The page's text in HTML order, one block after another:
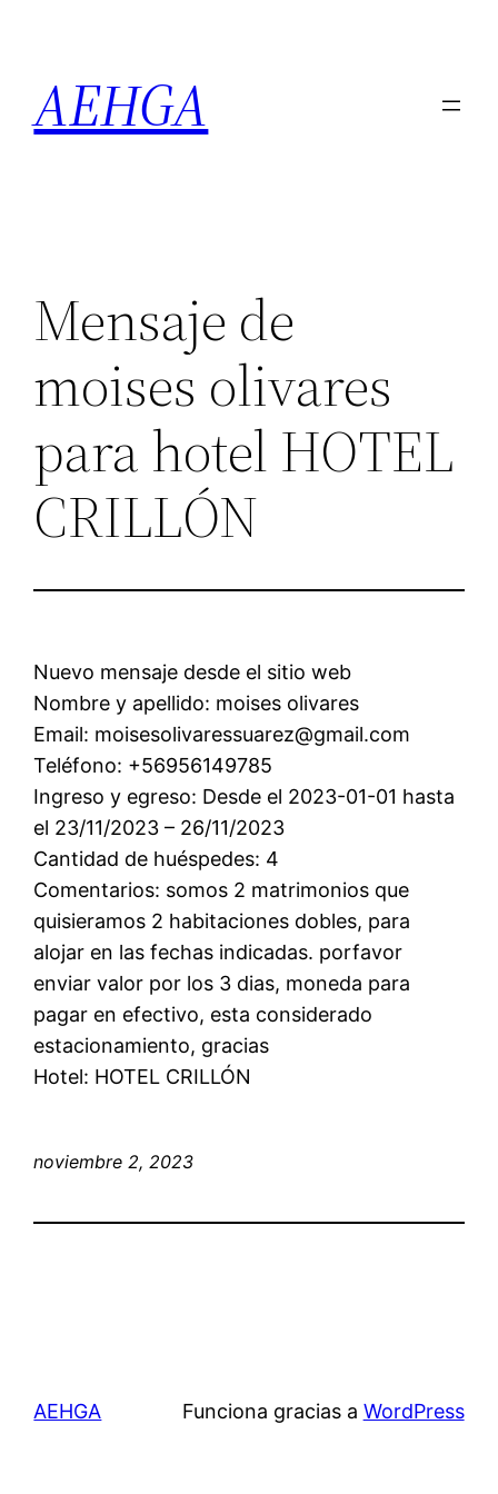
contenido
AEHGA
Mensaje de
moises olivares
para hotel HOTEL
CRILLÓN
Nuevo mensaje desde el sitio web
Nombre y apellido: moises olivares
Email: moisesolivaressuarez@gmail.com
Teléfono: +56956149785
Ingreso y egreso: Desde el 2023-01-01 hasta
el 23/11/2023 – 26/11/2023
Cantidad de huéspedes: 4
Comentarios: somos 2 matrimonios que
quisieramos 2 habitaciones dobles, para
alojar en las fechas indicadas. porfavor
enviar valor por los 3 dias, moneda para
pagar en efectivo, esta considerado
estacionamiento, gracias
Hotel: HOTEL CRILLÓN
noviembre 2, 2023
AEHGA Funciona gracias a WordPress